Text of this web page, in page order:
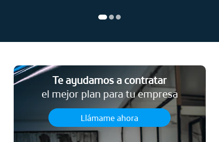
Te ayudamos a contratar
el mejor plan para tu empresa
Llámame ahora